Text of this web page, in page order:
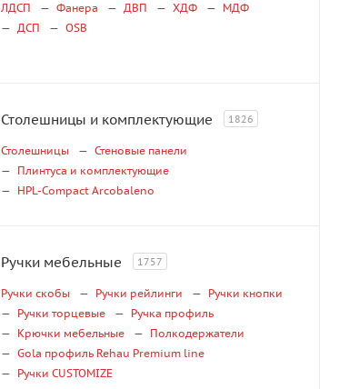
ЛДСП Фанера ДВП ХДФ
МДФ
ДСП
OSB
Столешницы и комплектующие 1826
Столешницы
Стеновые панели
Плинтуса и комплектующие
HPL-Compact Arcobaleno
Ручки мебельные 1757
Ручки скобы Ручки рейлинги
Ручки кнопки
Ручки торцевые
Ручка профиль
Крючки мебельные
Полкодержатели
Gola профиль Rehau Premium line
Ручки CUSTOMIZE